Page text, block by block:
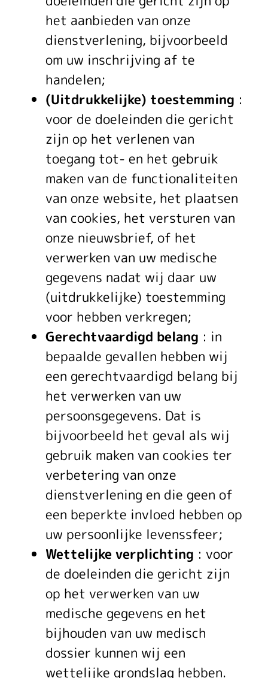
het aanbieden van onze
dienstverlening, bijvoorbeeld
om uw inschrijving af te
handelen;
(Uitdrukkelijke) toestemming :
voor de doeleinden die gericht
zijn op het verlenen van
toegang tot- en het gebruik
maken van de functionaliteiten
van onze website, het plaatsen
van cookies, het versturen van
onze nieuwsbrief, of het
verwerken van uw medische
gegevens nadat wij daar uw
(uitdrukkelijke) toestemming
voor hebben verkregen;
Gerechtvaardigd belang : in
bepaalde gevallen hebben wij
een gerechtvaardigd belang bij
het verwerken van uw
persoonsgegevens. Dat is
bijvoorbeeld het geval als wij
gebruik maken van cookies ter
verbetering van onze
dienstverlening en die geen of
een beperkte invloed hebben op
uw persoonlijke levenssfeer;
Wettelijke verplichting : voor
de doeleinden die gericht zijn
op het verwerken van uw
medische gegevens en het
bijhouden van uw medisch
dossier kunnen wij een
wettelijke grondslag hebben.